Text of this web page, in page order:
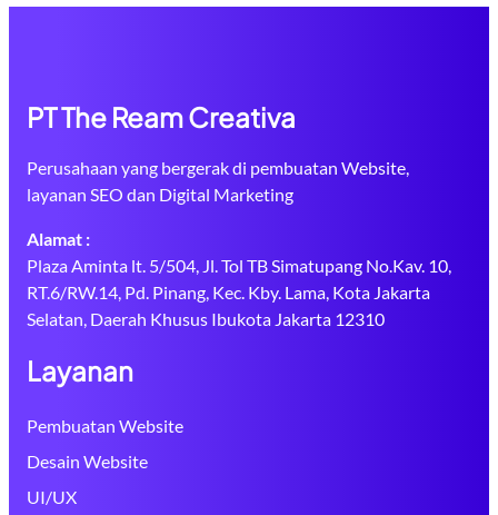
PT The Ream Creativa
Perusahaan yang bergerak di pembuatan Website,
layanan SEO dan Digital Marketing
Alamat :
Plaza Aminta lt. 5/504, Jl. Tol TB Simatupang No.Kav. 10,
RT.6/RW.14, Pd. Pinang, Kec. Kby. Lama, Kota Jakarta
Selatan, Daerah Khusus Ibukota Jakarta 12310
Layanan
Pembuatan Website
Desain Website
UI/UX